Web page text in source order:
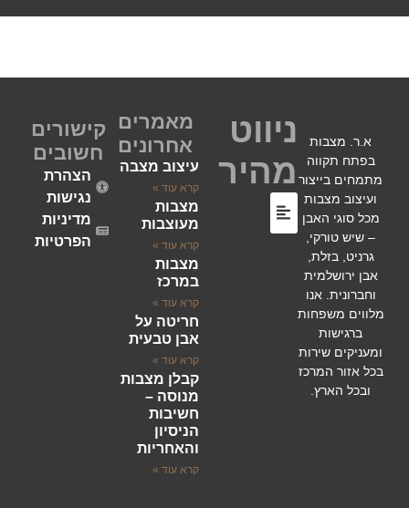
א.ר. מצבות
בפתח תקווה
מתמחים בייצור
ועיצוב מצבות
מכל סוגי האבן
– שיש טורקי,
גרניט, בזלת,
אבן ירושלמית
וחברונית. אנו
מלווים משפחות
ברגישות
ומעניקים שירות
בכל אזור המרכז
ובכל הארץ.
ניווט
מהיר
מאמרים
אחרונים
עיצוב מצבה
קרא עוד »
מצבות
מעוצבות
קרא עוד »
מצבות
במרכז
קרא עוד »
חריטה על
אבן טבעית
קרא עוד »
קבלן מצבות
מנוסה –
חשיבות
הניסיון
והאחריות
קרא עוד »
קישורים
חשובים
הצהרת
נגישות
מדיניות
הפרטיות